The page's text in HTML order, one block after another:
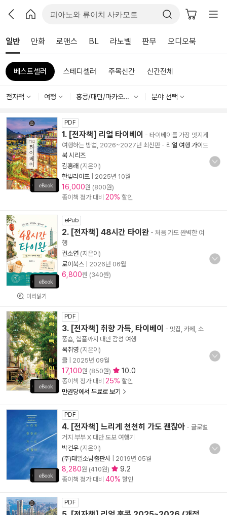
일반 만화 로맨스 BL 라노벨 판무 오디오북
베스트셀러 스테디셀러 주목신간 신간전체
전자책 여행 홍콩/대만/마카오여행 분야 선택
PDF
1. [전자책] 리얼 타이베이 - 타이베이를 가장 멋지게
여행하는 방법, 2026~2027년 최신판- 리얼 여행 가이드
북 시리즈
김홍래 (지은이)
한빛라이프
2025년 10월
16,000원 (800원)
종이책 정가 대비 20% 할인
미리읽기
ePub
2. [전자책] 48시간 타이완 - 처음 가도 완벽한 여
행
권소연 (지은이)
로이북스
2026년 06월
6,800원 (340원)
PDF
3. [전자책] 취향 가득, 타이베이 - 맛집, 카페, 소
품숍, 힙플까지 대만 감성 여행
옥취영 (지은이)
클
2025년 09월
17,100원 (850원) 10.0
종이책 정가 대비 25% 할인
만권당에서 무료로 보기
PDF
4. [전자책] 느리게 천천히 가도 괜찮아 - 글로벌
거지 부부 X 대만 도보 여행기
박건우 (지은이)
(주)태일소담출판사
2019년 05월
8,280원 (410원) 9.2
종이책 정가 대비 40% 할인
PDF